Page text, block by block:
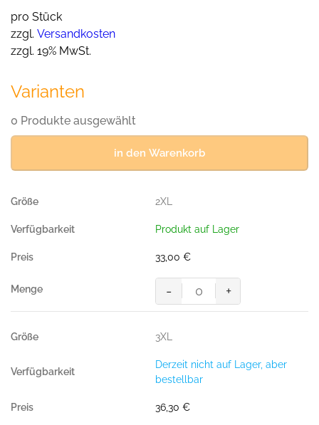
pro Stück
zzgl. Versandkosten
zzgl. 19% MwSt.
Varianten
0 Produkte ausgewählt
in den Warenkorb
2XL
Produkt auf Lager
33,00 €
"Kapuzen-
Sweatshirt
ANTHRAZIT
70%
BW/
30%
- +
3XL
Derzeit nicht auf Lager, aber
bestellbar
36,30 €